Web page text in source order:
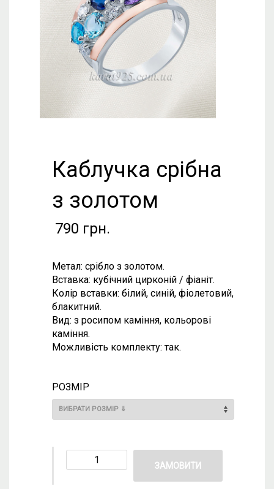
Каблучка срібна
з золотом
790 грн.
Метал: срібло з золотом.
Вставка: кубічний цирконій / фіаніт.
Колір вставки: білий, синій, фіолетовий,
блакитний.
Вид: з росипом каміння, кольорові
каміння.
Можливість комплекту: так.
РОЗМІР
ЗАМОВИТИ